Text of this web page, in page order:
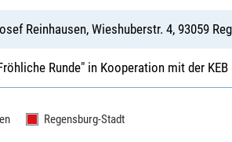
Reinhausen, Wieshuberstr. 4, 93059
Runde" in Kooperation mit der KEB
Regensburg-Stadt